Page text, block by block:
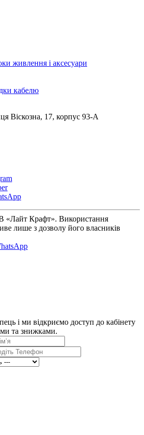
живлення і аксесуари
кабелю
Віскозна, 17, корпус 93-А
Крафт». Використання
лише з дозволу його власників
і ми відкриємо доступ до кабінету
та знижками.